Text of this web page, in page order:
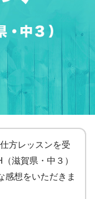
方レッスンを受
滋賀県・中３）
感想をいただきま